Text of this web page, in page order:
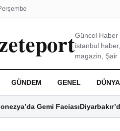
Güncel Haber
istanbul
magazin, Şair
GÜNDEM GENEL DÜNYA
Gemi Faciası